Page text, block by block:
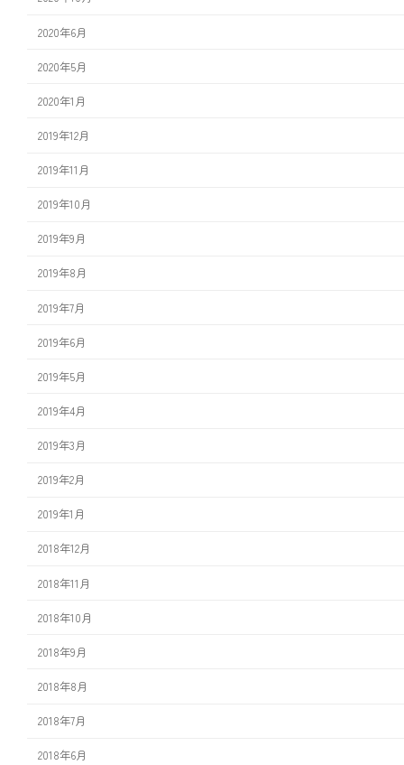
2020年6月
2020年5月
2020年1月
2019年12月
2019年11月
2019年10月
2019年9月
2019年8月
2019年7月
2019年6月
2019年5月
2019年4月
2019年3月
2019年2月
2019年1月
2018年12月
2018年11月
2018年10月
2018年9月
2018年8月
2018年7月
2018年6月